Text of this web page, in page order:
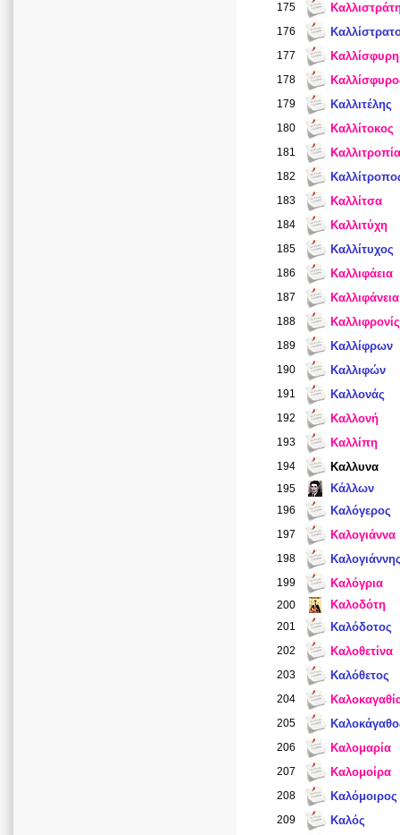
175
176
177 Καλλίσφυρη
178
179 Καλλιτέλης
180 Καλλίτοκος
181 Καλλιτροπία
182
183 Καλλίτσα
184 Καλλιτύχη
185 Καλλίτυχος
186 Καλλιφάεια
187 Καλλιφάνεια
188 Καλλιφρονίς
189 Καλλίφρων
190 Καλλιφών
191 Καλλονάς
192 Καλλονή
193 Καλλίπη
194 Καλλυνα
195 Κάλλων
196 Καλόγερος
197 Καλογιάννα
198
199 Καλόγρια
200 Καλοδότη
201 Καλόδοτος
202 Καλοθετίνα
203 Καλόθετος
204
205
206 Καλομαρία
207 Καλομοίρα
208 Καλόμοιρος
209 Καλός